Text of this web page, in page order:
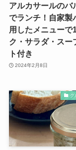
アルカサールのバ
でランチ！自家製
用したメニューで
ク・サラダ・スー
ト付き
2024年2月8日
グ